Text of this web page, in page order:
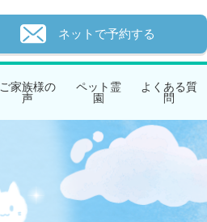
ネットで予約する
ご家族様の
声
ペット霊
園
よくある質
問